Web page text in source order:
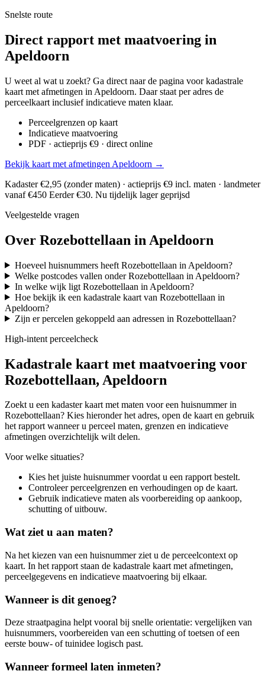
Snelste route
Direct rapport met maatvoering in
Apeldoorn
U weet al wat u zoekt? Ga direct naar de pagina voor kadastrale
kaart met afmetingen in Apeldoorn. Daar staat per adres de
perceelkaart inclusief indicatieve maten klaar.
Perceelgrenzen op kaart
Indicatieve maatvoering
PDF · actieprijs €9 · direct online
Bekijk kaart met afmetingen Apeldoorn →
Kadaster €2,95 (zonder maten) · actieprijs €9 incl. maten · landmeter
vanaf €450 Eerder €30. Nu tijdelijk lager geprijsd
Veelgestelde vragen
Over Rozebottellaan in Apeldoorn
Hoeveel huisnummers heeft Rozebottellaan in Apeldoorn?
Welke postcodes vallen onder Rozebottellaan in Apeldoorn?
In welke wijk ligt Rozebottellaan in Apeldoorn?
Hoe bekijk ik een kadastrale kaart van Rozebottellaan in
Apeldoorn?
Zijn er percelen gekoppeld aan adressen in Rozebottellaan?
High-intent perceelcheck
Kadastrale kaart met maatvoering voor
Rozebottellaan, Apeldoorn
Zoekt u een kadaster kaart met maten voor een huisnummer in
Rozebottellaan? Kies hieronder het adres, open de kaart en gebruik
het rapport wanneer u perceel maten, grenzen en indicatieve
afmetingen overzichtelijk wilt delen.
Voor welke situaties?
Kies het juiste huisnummer voordat u een rapport bestelt.
Controleer perceelgrenzen en verhoudingen op de kaart.
Gebruik indicatieve maten als voorbereiding op aankoop,
schutting of uitbouw.
Wat ziet u aan maten?
Na het kiezen van een huisnummer ziet u de perceelcontext op
kaart. In het rapport staan de kadastrale kaart met afmetingen,
perceelgegevens en indicatieve maatvoering bij elkaar.
Wanneer is dit genoeg?
Deze straatpagina helpt vooral bij snelle orientatie: vergelijken van
huisnummers, voorbereiden van een schutting of toetsen of een
eerste bouw- of tuinidee logisch past.
Wanneer formeel laten inmeten?